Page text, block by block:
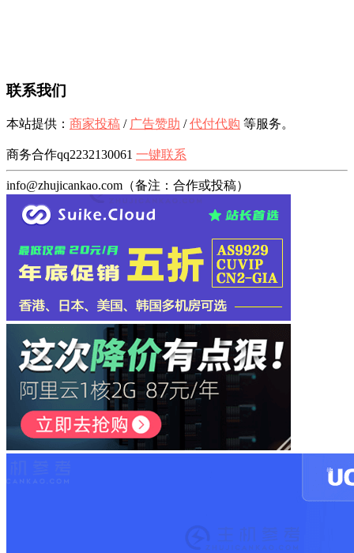
联系我们
本站提供： 商家投稿 / 广告赞助 /代付代购 等服务。
商务合作qq2232130061 一键联系
info@zhujicankao.com（备注：合作或投稿）